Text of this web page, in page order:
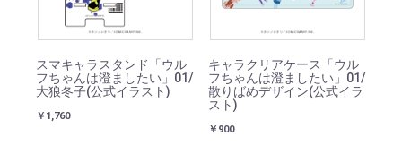
スマキャラスタンド「ウル
フちゃんは澄ましたい」01/
大狼冬子(公式イラスト)
￥1,760
キャラクリアケース「ウル
フちゃんは澄ましたい」01/
散りばめデザイン(公式イラ
スト)
￥900